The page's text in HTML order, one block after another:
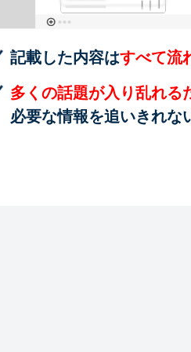
記載した内容はすべて流
多くの話題が入り乱れる
必要な情報を追いきれな